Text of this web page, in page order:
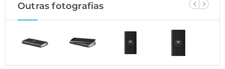
Outras fotografias